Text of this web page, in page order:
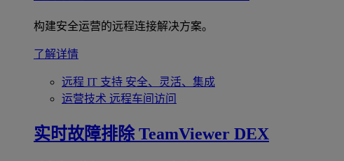
构建安全运营的远程连接解决方案。
了解详情
远程 IT 支持 安全、灵活、集成
运营技术 远程车间访问
实时故障排除 TeamViewer DEX